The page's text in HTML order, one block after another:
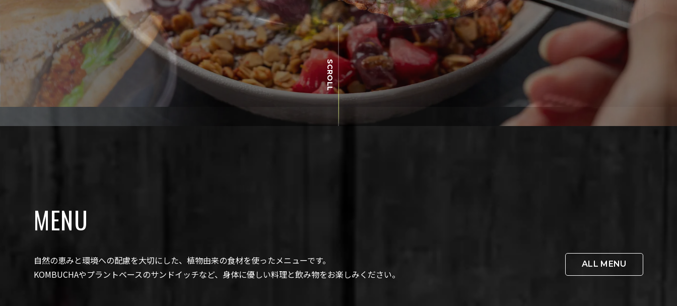
SCROLL
MENU
自然の恵みと環境への配慮を大切にした、植物由来の食材を使ったメニューです。
KOMBUCHAやプラントベースのサンドイッチなど、身体に優しい料理と飲み物をお楽しみください。
ALL MENU